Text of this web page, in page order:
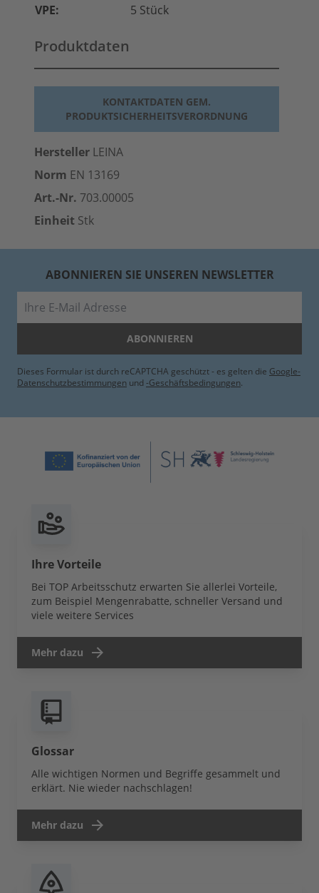
VPE:
5 Stück
Produktdaten
KONTAKTDATEN GEM.
PRODUKTSICHERHEITSVERORDNUNG
Hersteller LEINA
Norm EN 13169
Art.-Nr. 703.00005
Einheit Stk
ABONNIEREN SIE UNSEREN NEWSLETTER
ABONNIEREN
Dieses Formular ist durch reCAPTCHA geschützt - es gelten die Google-
Datenschutzbestimmungen und -Geschäftsbedingungen.
Ihre Vorteile
Bei TOP Arbeitsschutz erwarten Sie allerlei Vorteile,
zum Beispiel Mengenrabatte, schneller Versand und
viele weitere Services
Mehr dazu
Glossar
Alle wichtigen Normen und Begriffe gesammelt und
erklärt. Nie wieder nachschlagen!
Mehr dazu